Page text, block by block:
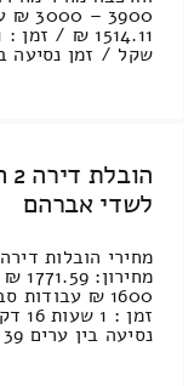
שקל / זמן נסיעה בין ערים
לשדי אברהם
נסיעה בין ערים 39 דקות נפח כללי: [...]